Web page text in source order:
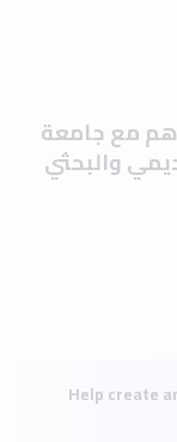
مع جامعة
والبحثي
Help create